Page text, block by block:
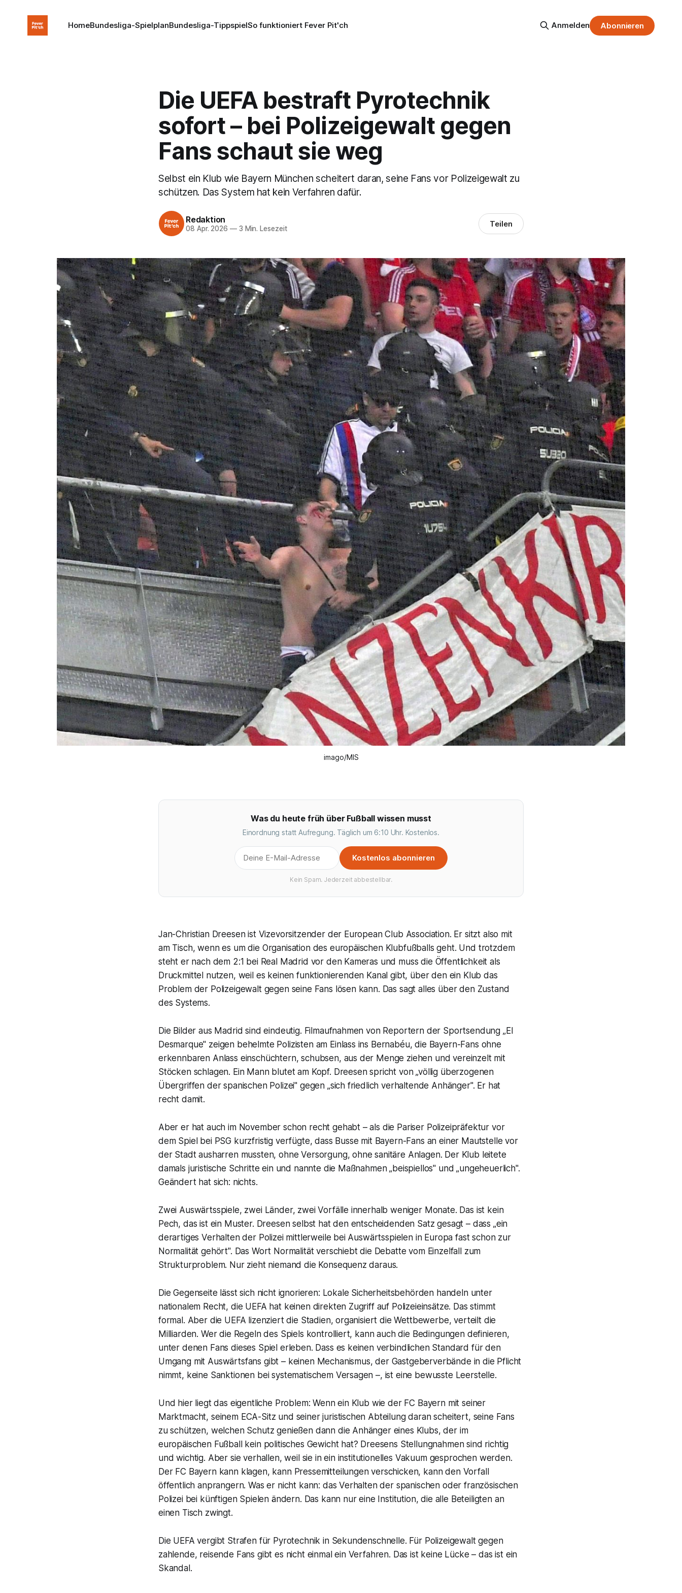
HomeBundesliga-SpielplanBundesliga-TippspielSo funktioniert Fever Pit'ch Anmelden Abonnieren
Die UEFA bestraft Pyrotechnik
sofort – bei Polizeigewalt gegen
Fans schaut sie weg
Selbst ein Klub wie Bayern München scheitert daran, seine Fans vor Polizeigewalt zu
schützen. Das System hat kein Verfahren dafür.
Redaktion
08 Apr. 2026 —3 Min. Lesezeit Teilen
imago/MIS
Was du heute früh über Fußball wissen musst
Einordnung statt Aufregung. Täglich um 6:10 Uhr. Kostenlos.
Kostenlos abonnieren
Kein Spam. Jederzeit abbestellbar.
Jan-Christian Dreesen ist Vizevorsitzender der European Club Association. Er sitzt also mit
am Tisch, wenn es um die Organisation des europäischen Klubfußballs geht. Und trotzdem
steht er nach dem 2:1 bei Real Madrid vor den Kameras und muss die Öffentlichkeit als
Druckmittel nutzen, weil es keinen funktionierenden Kanal gibt, über den ein Klub das
Problem der Polizeigewalt gegen seine Fans lösen kann. Das sagt alles über den Zustand
des Systems.
Die Bilder aus Madrid sind eindeutig. Filmaufnahmen von Reportern der Sportsendung „El
Desmarque" zeigen behelmte Polizisten am Einlass ins Bernabéu, die Bayern-Fans ohne
erkennbaren Anlass einschüchtern, schubsen, aus der Menge ziehen und vereinzelt mit
Stöcken schlagen. Ein Mann blutet am Kopf. Dreesen spricht von „völlig überzogenen
Übergriffen der spanischen Polizei" gegen „sich friedlich verhaltende Anhänger". Er hat
recht damit.
Aber er hat auch im November schon recht gehabt – als die Pariser Polizeipräfektur vor
dem Spiel bei PSG kurzfristig verfügte, dass Busse mit Bayern-Fans an einer Mautstelle vor
der Stadt ausharren mussten, ohne Versorgung, ohne sanitäre Anlagen. Der Klub leitete
damals juristische Schritte ein und nannte die Maßnahmen „beispiellos" und „ungeheuerlich".
Geändert hat sich: nichts.
Zwei Auswärtsspiele, zwei Länder, zwei Vorfälle innerhalb weniger Monate. Das ist kein
Pech, das ist ein Muster. Dreesen selbst hat den entscheidenden Satz gesagt – dass „ein
derartiges Verhalten der Polizei mittlerweile bei Auswärtsspielen in Europa fast schon zur
Normalität gehört". Das Wort Normalität verschiebt die Debatte vom Einzelfall zum
Strukturproblem. Nur zieht niemand die Konsequenz daraus.
Die Gegenseite lässt sich nicht ignorieren: Lokale Sicherheitsbehörden handeln unter
nationalem Recht, die UEFA hat keinen direkten Zugriff auf Polizeieinsätze. Das stimmt
formal. Aber die UEFA lizenziert die Stadien, organisiert die Wettbewerbe, verteilt die
Milliarden. Wer die Regeln des Spiels kontrolliert, kann auch die Bedingungen definieren,
unter denen Fans dieses Spiel erleben. Dass es keinen verbindlichen Standard für den
Umgang mit Auswärtsfans gibt – keinen Mechanismus, der Gastgeberverbände in die Pflicht
nimmt, keine Sanktionen bei systematischem Versagen –, ist eine bewusste Leerstelle.
Und hier liegt das eigentliche Problem: Wenn ein Klub wie der FC Bayern mit seiner
Marktmacht, seinem ECA-Sitz und seiner juristischen Abteilung daran scheitert, seine Fans
zu schützen, welchen Schutz genießen dann die Anhänger eines Klubs, der im
europäischen Fußball kein politisches Gewicht hat? Dreesens Stellungnahmen sind richtig
und wichtig. Aber sie verhallen, weil sie in ein institutionelles Vakuum gesprochen werden.
Der FC Bayern kann klagen, kann Pressemitteilungen verschicken, kann den Vorfall
öffentlich anprangern. Was er nicht kann: das Verhalten der spanischen oder französischen
Polizei bei künftigen Spielen ändern. Das kann nur eine Institution, die alle Beteiligten an
einen Tisch zwingt.
Die UEFA vergibt Strafen für Pyrotechnik in Sekundenschnelle. Für Polizeigewalt gegen
zahlende, reisende Fans gibt es nicht einmal ein Verfahren. Das ist keine Lücke – das ist ein
Skandal.